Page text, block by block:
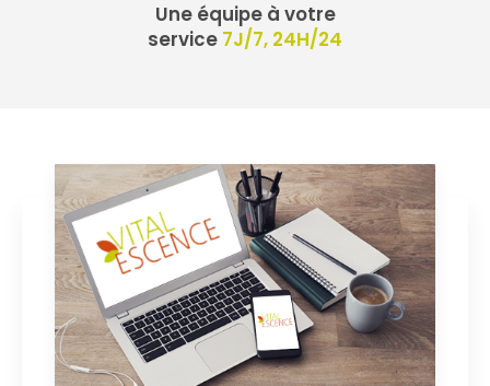
Une équipe à votre
service 7J/7, 24H/24